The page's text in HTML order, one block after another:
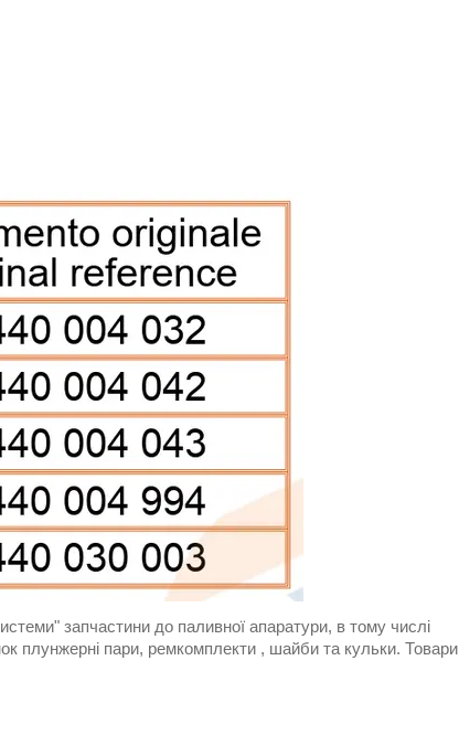
запчастини до паливної апаратури, в тому числі
плунжерні пари, ремкомплекти , шайби та кульки. Товари